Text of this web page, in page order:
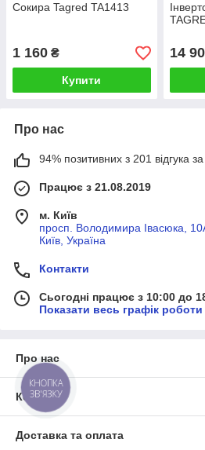
Сокира Tagred TA1413
1 160 ₴
Купити
14
Про нас
94% позитивних з 201 відгука за
Працює з 21.08.2019
м. Київ
просп. Володимира Івасюка,
Київ, Україна
Контакти
Сьогодні працює з 10:00 до
Показати весь графік роботи
Про нас
Контакти
Доставка та оплата
КНОПКА
ЗВ'ЯЗКУ